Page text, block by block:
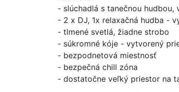
- slúchadlá s tanečnou hudbou,
- 2 x DJ, 1x relaxačná hudba -
- tlmené svetlá, žiadne strobo
- súkromné kóje - vytvorený
- bezpodnetová miestnosť
- bezpečná chill zóna
- dostatočne veľký priestor na